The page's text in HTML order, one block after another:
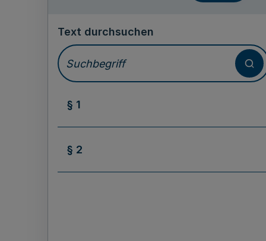
Text durchsuchen
§ 1
§ 2